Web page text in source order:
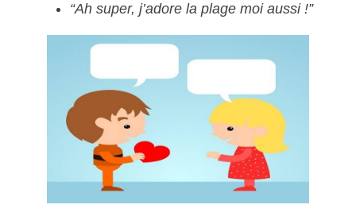
“Ah super, j’adore la plage moi aussi !”